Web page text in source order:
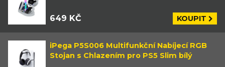
649 KČ KOUPIT
iPega P5S006 Multifunkční Nabíjecí RGB
Stojan s Chlazením pro PS5 Slim bílý